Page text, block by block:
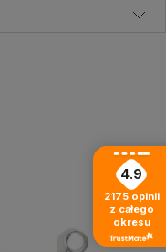
4.9
2175 opinii
z całego
okresu